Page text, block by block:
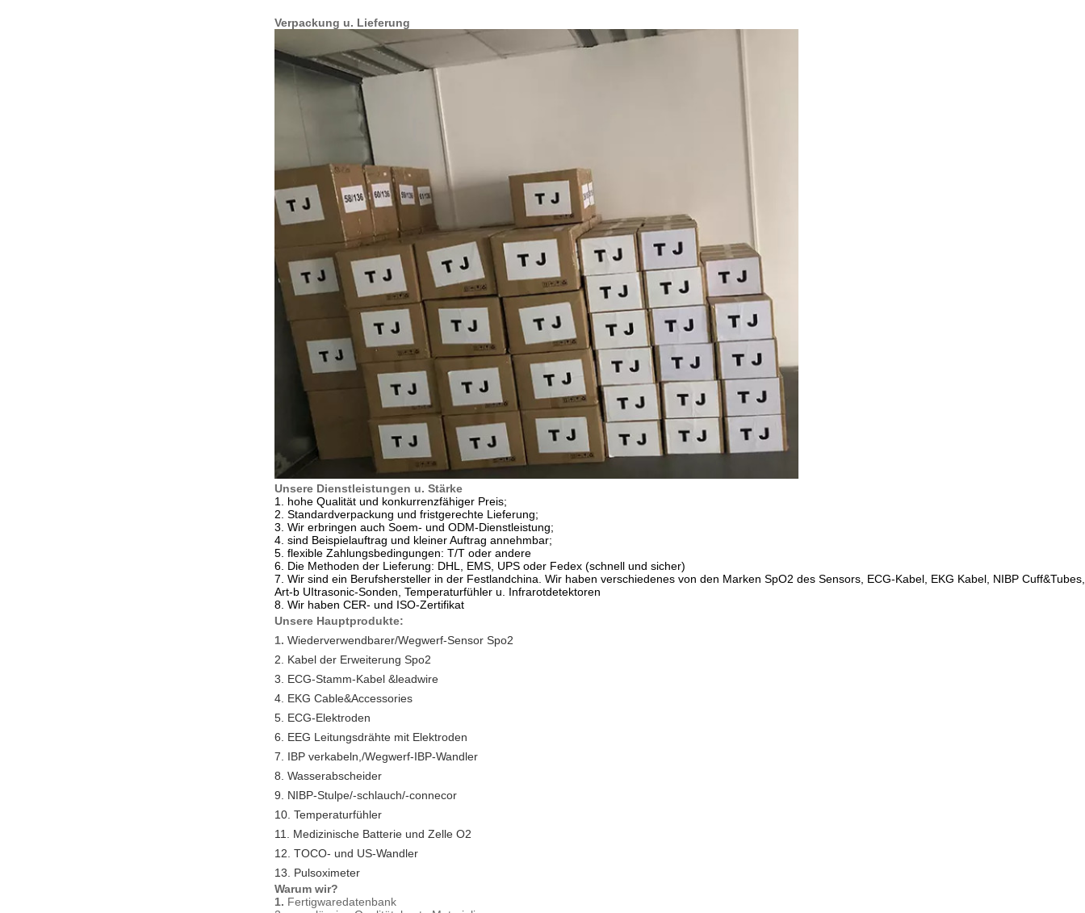
Verpackung u. Lieferung
Unsere Dienstleistungen u. Stärke
1. hohe Qualität und konkurrenzfähiger Preis;
2. Standardverpackung und fristgerechte Lieferung;
3. Wir erbringen auch Soem- und ODM-Dienstleistung;
4. sind Beispielauftrag und kleiner Auftrag annehmbar;
5. flexible Zahlungsbedingungen: T/T oder andere
6. Die Methoden der Lieferung: DHL, EMS, UPS oder Fedex (schnell und sicher)
7. Wir sind ein Berufshersteller in der Festlandchina. Wir haben verschiedenes von den Marken SpO2 des Sensors, ECG-Kabel, EKG Kabel, NIBP Cuff&Tubes,
Art-b UItrasonic-Sonden, Temperaturfühler u. Infrarotdetektoren
8. Wir haben CER- und ISO-Zertifikat
Unsere Hauptprodukte:
1. Wiederverwendbarer/Wegwerf-Sensor Spo2
2. Kabel der Erweiterung Spo2
3. ECG-Stamm-Kabel &leadwire
4. EKG Cable&Accessories
5. ECG-Elektroden
6. EEG Leitungsdrähte mit Elektroden
7. IBP verkabeln,/Wegwerf-IBP-Wandler
8. Wasserabscheider
9. NIBP-Stulpe/-schlauch/-connecor
10. Temperaturfühler
11. Medizinische Batterie und Zelle O2
12. TOCO- und US-Wandler
13. Pulsoximeter
Warum wir?
1. Fertigwaredatenbank